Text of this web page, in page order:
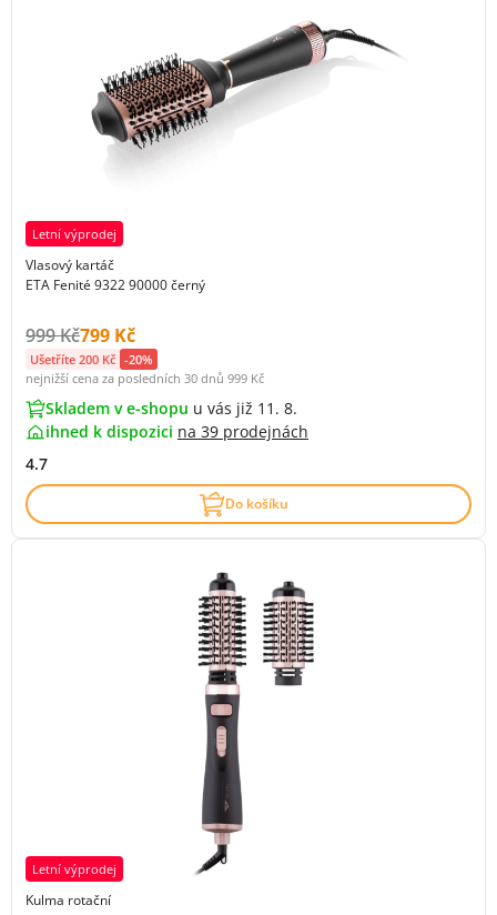
Letní výprodej
Vlasový kartáč
ETA Fenité 9322 90000 černý
Původní cena s DPH:
999 KčCena s DPH:
799 Kč
Ušetříte 200 Kč -20%
nejnižší cena za posledních 30 dnů 999 Kč
Skladem v e-shopu u vás již 11. 8.
ihned k dispozici na 39 prodejnách
4.7
Do košíku
Letní výprodej
Kulma rotační